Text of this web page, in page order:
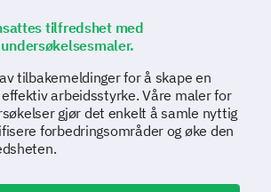
tilfredshet med
tilbakemeldinger for å skape en
arbeidsstyrke. Våre maler for
gjør det enkelt å samle nyttig
forbedringsområder og øke den